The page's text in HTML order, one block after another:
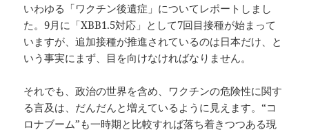
いわゆる「ワクチン後遺症」についてレポートしまし
た。9月に「XBB1.5対応」として7回目接種が始まって
いますが、追加接種が推進されているのは日本だけ、と
いう事実にまず、目を向けなければなりません。
それでも、政治の世界を含め、ワクチンの危険性に関す
る言及は、だんだんと増えているように見えます。“コ
ロナブーム”も一時期と比較すれば落ち着きつつある現